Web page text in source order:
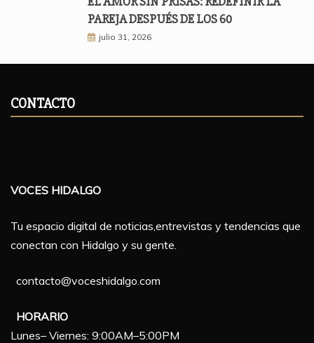
PAREJA DESPUÉS DE LOS 60
julio 31, 2026
CONTACTO
VOCES HIDALGO
Tu espacio digital de noticias,entrevistas y tendencias que
conectan con Hidalgo y su gente.
contacto@voceshidalgo.com
HORARIO
Lunes– Viernes: 9:00AM–5:00PM